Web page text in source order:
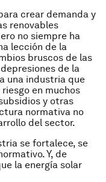
crear demanda y
renovables
no siempre ha
lección de la
bruscos de las
de la
una industria que
en muchos
y otras
normativa no
del sector.
se fortalece, se
Y, de
la energía solar